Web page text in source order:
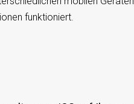
funktioniert.